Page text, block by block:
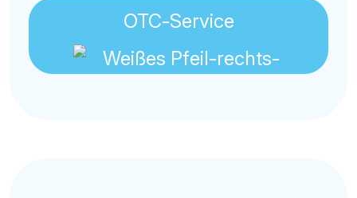
OTC-Service